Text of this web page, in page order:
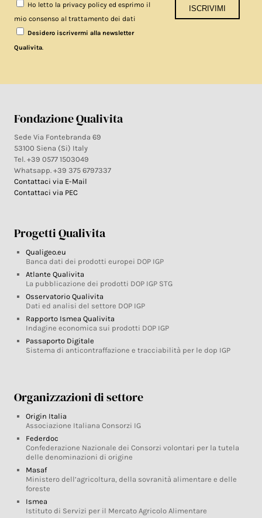
Ho letto la privacy policy ed esprimo il
mio consenso al trattamento dei dati
Desidero iscrivermi alla newsletter
Qualivita.
Fondazione Qualivita
Sede Via Fontebranda 69
53100 Siena (Si) Italy
Tel. +39 0577 1503049
Whatsapp. +39 375 6797337
Contattaci via E-Mail
Contattaci via PEC
Progetti Qualivita
Qualigeo.eu
Banca dati dei prodotti europei DOP IGP
Atlante Qualivita
La pubblicazione dei prodotti DOP IGP STG
Osservatorio Qualivita
Dati ed analisi del settore DOP IGP
Rapporto Ismea Qualivita
Indagine economica sui prodotti DOP IGP
Passaporto Digitale
Sistema di anticontraffazione e tracciabilità per le dop IGP
Organizzazioni di settore
Origin Italia
Associazione Italiana Consorzi IG
Federdoc
Confederazione Nazionale dei Consorzi volontari per la tutela
delle denominazioni di origine
Masaf
Ministero dell’agricoltura, della sovranità alimentare e delle
foreste
Ismea
Istituto di Servizi per il Mercato Agricolo Alimentare